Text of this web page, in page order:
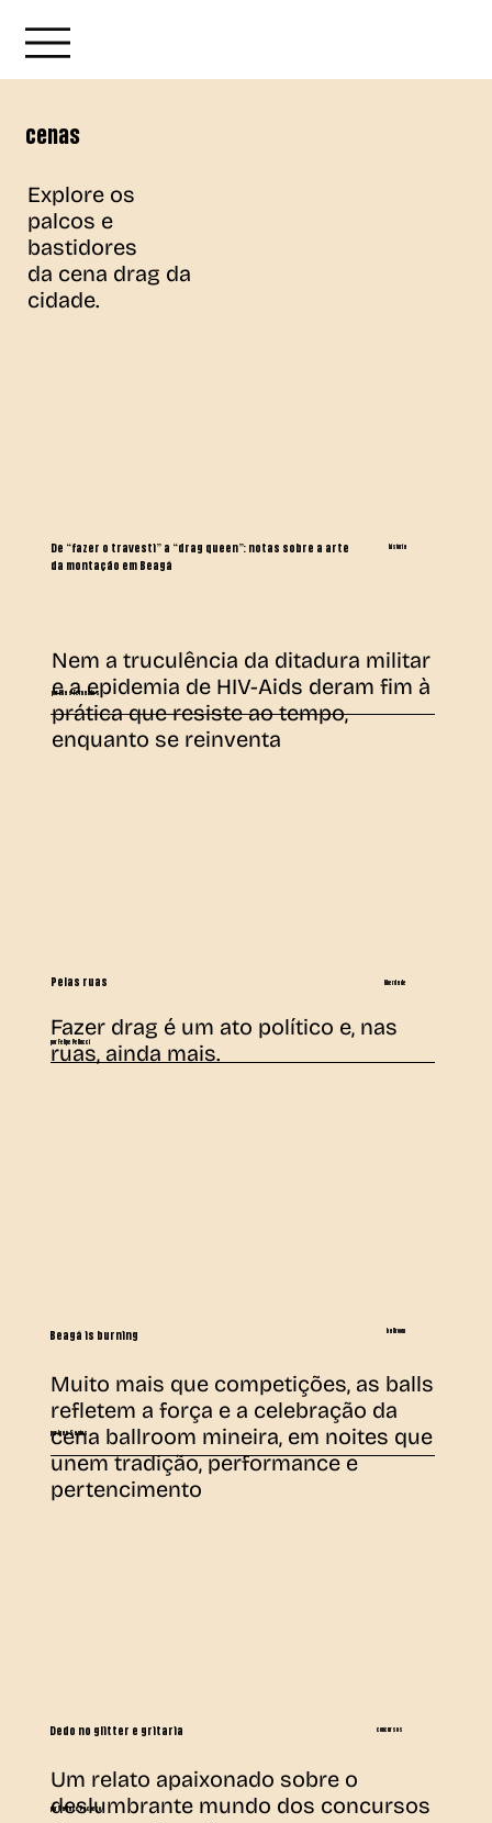
De “fazer o travesti” a “drag queen”: notas sobre a arte
da montação em Beagá
Nem a truculência da ditadura militar
e a epidemia de HIV-Aids deram fim à
prática que resiste ao tempo,
enquanto se reinventa
por Elias Fernandes
liberdade
Pelas ruas
Fazer drag é um ato político e, nas
ruas, ainda mais.
por Felipe Pellucci
Beagá is burning ballroom
Muito mais que competições, as balls
refletem a força e a celebração da
cena ballroom mineira, em noites que
unem tradição, performance e
pertencimento
por Juan Santos
concursos
Um relato apaixonado sobre o
deslumbrante mundo dos concursos
por Wallace Pacheco
Dedo no glitter e gritaria
história
cenas
Explore os
palcos e
bastidores
da cena drag da
cidade.